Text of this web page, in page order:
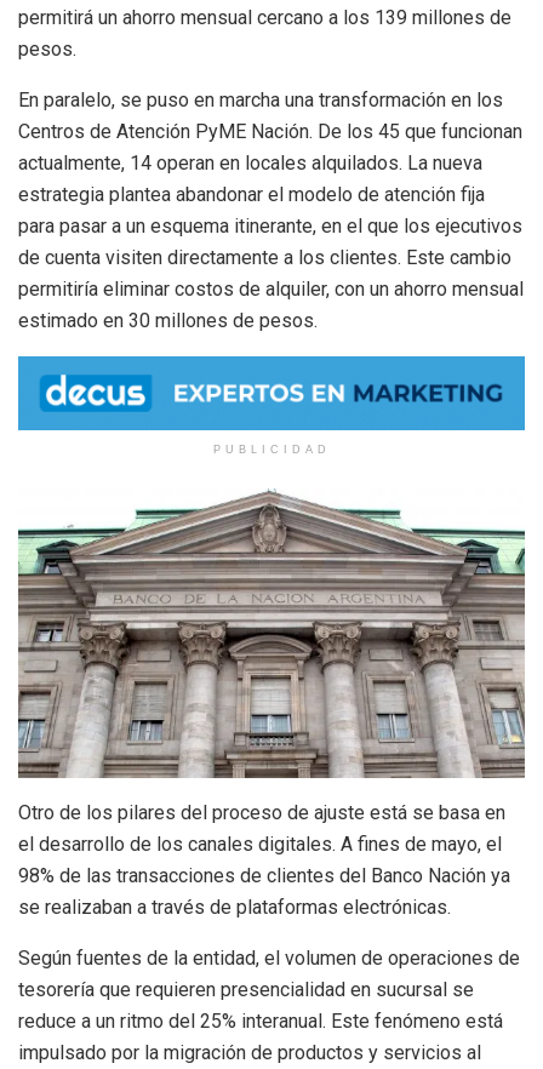
permitirá un ahorro mensual cercano a los 139 millones de
pesos.
En paralelo, se puso en marcha una transformación en los
Centros de Atención PyME Nación. De los 45 que funcionan
actualmente, 14 operan en locales alquilados. La nueva
estrategia plantea abandonar el modelo de atención fija
para pasar a un esquema itinerante, en el que los ejecutivos
de cuenta visiten directamente a los clientes. Este cambio
permitiría eliminar costos de alquiler, con un ahorro mensual
estimado en 30 millones de pesos.
PUBLICIDAD
Otro de los pilares del proceso de ajuste está se basa en
el desarrollo de los canales digitales. A fines de mayo, el
98% de las transacciones de clientes del Banco Nación ya
se realizaban a través de plataformas electrónicas.
Según fuentes de la entidad, el volumen de operaciones de
tesorería que requieren presencialidad en sucursal se
reduce a un ritmo del 25% interanual. Este fenómeno está
impulsado por la migración de productos y servicios al